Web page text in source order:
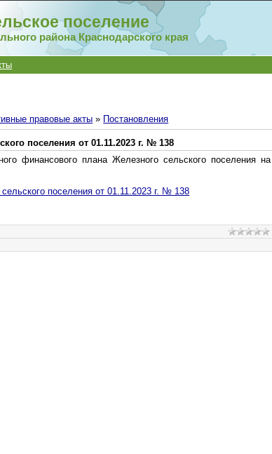
поселение
района Краснодарского края
правовые акты » Постановления
поселения от 01.11.2023 г. № 138
финансового плана Железного сельского поселения на
поселения от 01.11.2023 г. № 138